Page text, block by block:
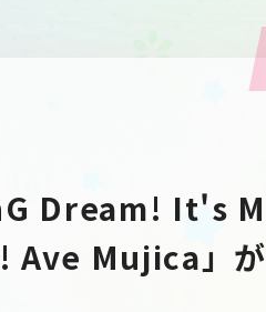
Dream! It's
Ave Mujica」